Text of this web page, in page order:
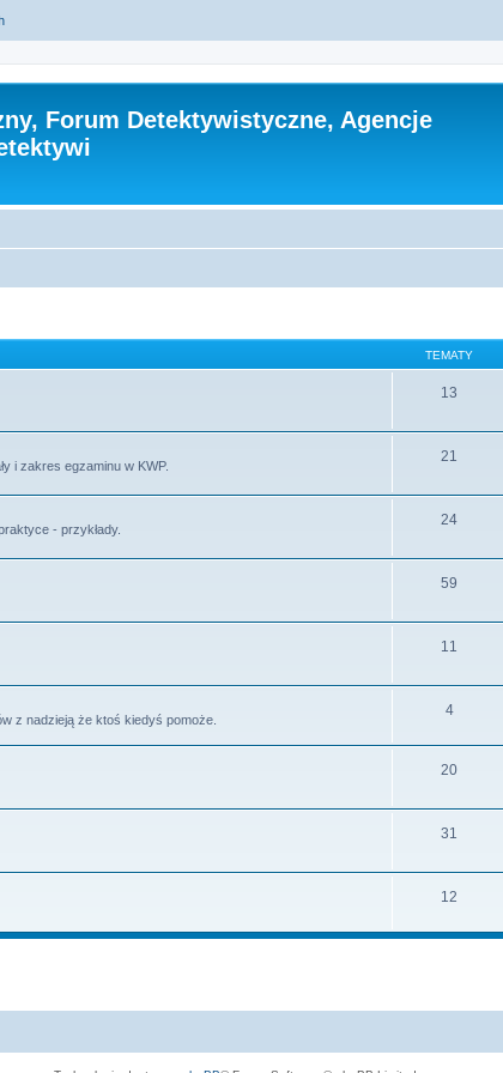
Forum Detektywistyczne, Agencje
TEMATY
13
i zakres egzaminu w KWP.
21
- przykłady.
24
59
11
z nadzieją że ktoś kiedyś pomoże.
4
20
31
12